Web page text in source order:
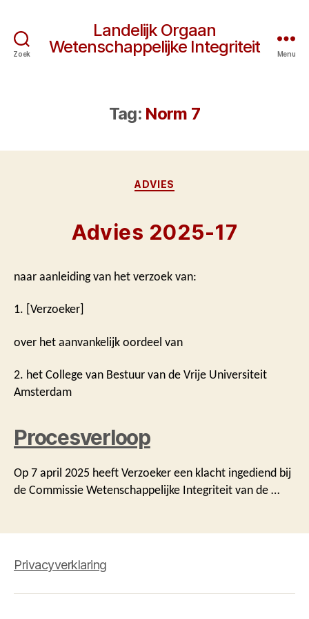
Zoek
Landelijk Orgaan
Wetenschappelijke Integriteit
Menu
Tag: Norm 7
Categorieën
ADVIES
Advies 2025-17
naar aanleiding van het verzoek van:
1. [Verzoeker]
over het aanvankelijk oordeel van
2. het College van Bestuur van de Vrije Universiteit
Amsterdam
Procesverloop
Op 7 april 2025 heeft Verzoeker een klacht ingediend bij
de Commissie Wetenschappelijke Integriteit van de …
Privacyverklaring